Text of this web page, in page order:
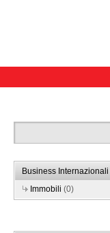
Business Internazionali
Immobili (0)